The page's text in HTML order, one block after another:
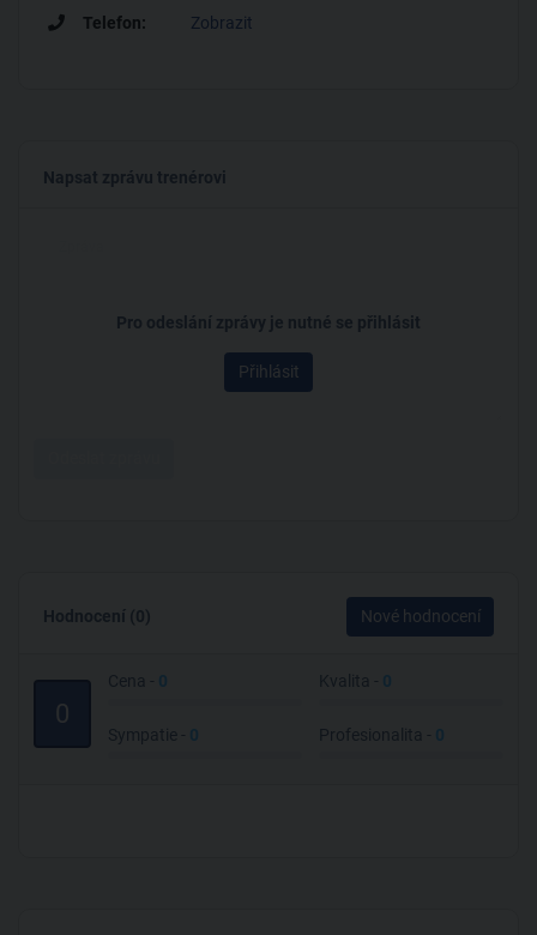
Telefon: Zobrazit
Napsat zprávu trenérovi
Pro odeslání zprávy je nutné se přihlásit
Přihlásit
Hodnocení (0) Nové hodnocení
0
Cena - 0
Sympatie - 0
Kvalita - 0
Profesionalita - 0